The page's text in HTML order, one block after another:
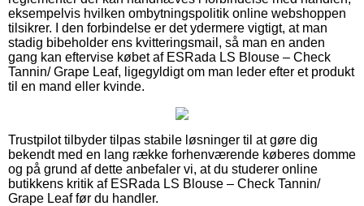
eksempelvis hvilken ombytningspolitik online webshoppen
tilsikrer. I den forbindelse er det ydermere vigtigt, at man
stadig bibeholder ens kvitteringsmail, så man en anden
gang kan eftervise købet af ESRada LS Blouse – Check
Tannin/ Grape Leaf, ligegyldigt om man leder efter et produkt
til en mand eller kvinde.
Trustpilot tilbyder tilpas stabile løsninger til at gøre dig
bekendt med en lang række forhenværende køberes domme
og på grund af dette anbefaler vi, at du studerer online
butikkens kritik af ESRada LS Blouse – Check Tannin/
Grape Leaf før du handler.